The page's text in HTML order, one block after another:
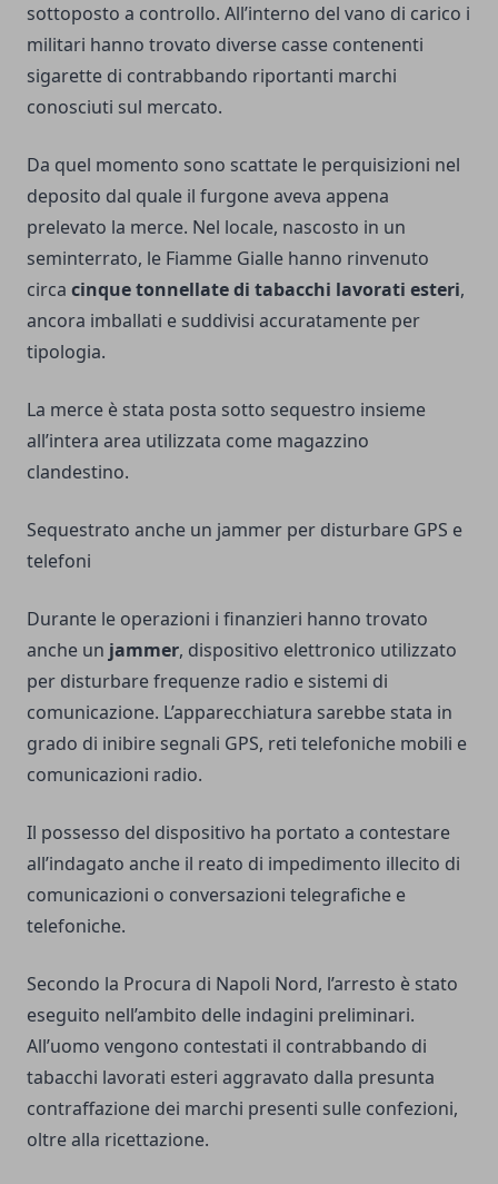
sottoposto a controllo. All’interno del vano di carico i
militari hanno trovato diverse casse contenenti
sigarette di contrabbando riportanti marchi
conosciuti sul mercato.
Da quel momento sono scattate le perquisizioni nel
deposito dal quale il furgone aveva appena
prelevato la merce. Nel locale, nascosto in un
seminterrato, le Fiamme Gialle hanno rinvenuto
circa cinque tonnellate di tabacchi lavorati esteri,
ancora imballati e suddivisi accuratamente per
tipologia.
La merce è stata posta sotto sequestro insieme
all’intera area utilizzata come magazzino
clandestino.
Sequestrato anche un jammer per disturbare GPS e
telefoni
Durante le operazioni i finanzieri hanno trovato
anche un jammer, dispositivo elettronico utilizzato
per disturbare frequenze radio e sistemi di
comunicazione. L’apparecchiatura sarebbe stata in
grado di inibire segnali GPS, reti telefoniche mobili e
comunicazioni radio.
Il possesso del dispositivo ha portato a contestare
all’indagato anche il reato di impedimento illecito di
comunicazioni o conversazioni telegrafiche e
telefoniche.
Secondo la Procura di Napoli Nord, l’arresto è stato
eseguito nell’ambito delle indagini preliminari.
All’uomo vengono contestati il contrabbando di
tabacchi lavorati esteri aggravato dalla presunta
contraffazione dei marchi presenti sulle confezioni,
oltre alla ricettazione.